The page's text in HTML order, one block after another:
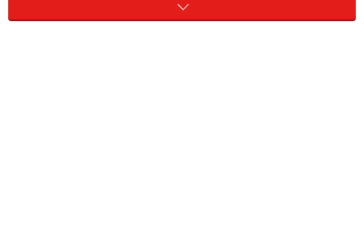
ルトを使って手軽に！